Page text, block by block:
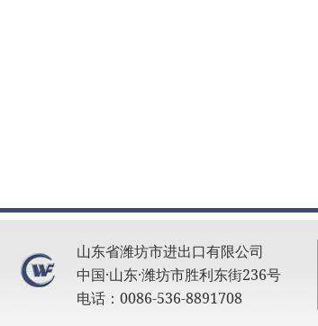
山东省潍坊市进出口有限公司
中国·山东·潍坊市胜利东街236号
电话：0086-536-8891708